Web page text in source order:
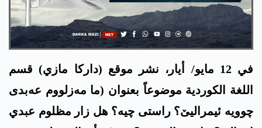
في 12 مايو/ أيار، نشر موقع (داركا مازي) قسم
اللغة الكوردية موضوعاً بعنوان (ما مه‌زلووم عه‌بدی
چوویە ئیمرالیێ؟ راستی چیە؟ هل زار مظلوم عبدي